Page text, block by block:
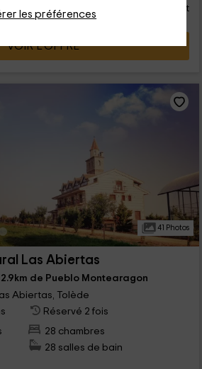
les préférences
personne et nuit
VOIR L’OFFRE
41 Photos
Las Abiertas
de Pueblo Montearagon
Abiertas, Tolède
Réservé 2 fois
28 chambres
28 salles de bain